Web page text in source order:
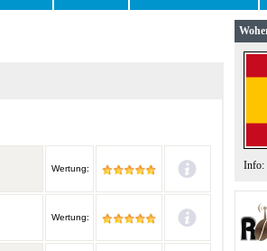
Wertung:
Wertung:
Info: